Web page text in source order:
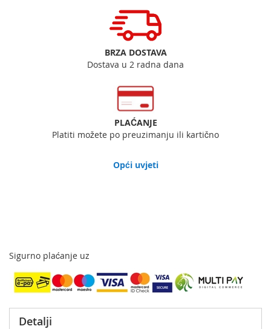
BRZA DOSTAVA
Dostava u 2 radna dana
PLAĆANJE
Platiti možete po preuzimanju ili kartično
Opći uvjeti
Sigurno plaćanje uz
Detalji